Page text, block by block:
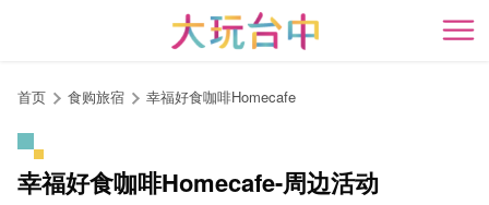
开
首页 食购旅宿 幸福好食咖啡Homecafe
幸福好食咖啡Homecafe-周边活动